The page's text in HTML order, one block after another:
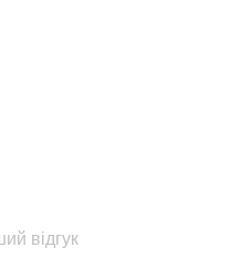
відгук